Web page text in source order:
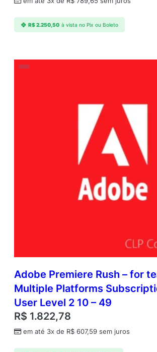
R$2.250,50 à vista no Pix ou Boleto
Adobe Premiere Rush – for
Multiple Platforms
User Level 2 10 – 49
R$ 1.822,78
em até 3x de R$ 607,59 sem juros